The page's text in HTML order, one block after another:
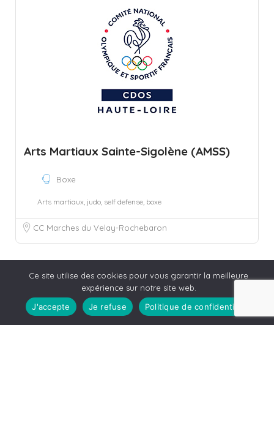
Arts Martiaux Sainte-Sigolène (AMSS)
Boxe
Arts martiaux, judo, self defense, boxe
CC Marches du Velay-Rochebaron
Ce site utilise des cookies pour vous garantir la meilleure
expérience sur notre site web.
J'accepte
Je refuse Politique de confidentialité